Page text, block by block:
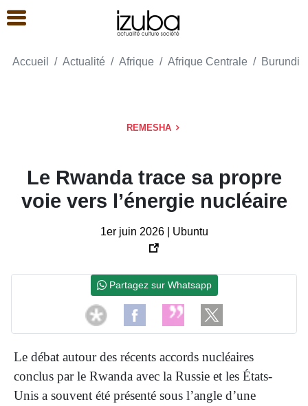
Accueil Actualité Afrique Afrique Centrale Burundi
REMESHA
Le Rwanda trace sa propre
voie vers l’énergie nucléaire
1er juin 2026 | Ubuntu
Le débat autour des récents accords nucléaires
conclus par le Rwanda avec la Russie et les États-
Unis a souvent été présenté sous l’angle d’une
Partagez sur Whatsapp